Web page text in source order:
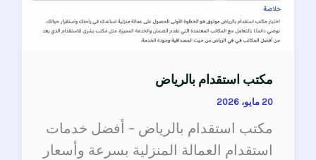
مكتب استقدام بالرياض
20 مايو، 2026
مكتب استقدام بالرياض – أفضل خدمات
استقدام العمالة المنزلية بسرعة وأسعار